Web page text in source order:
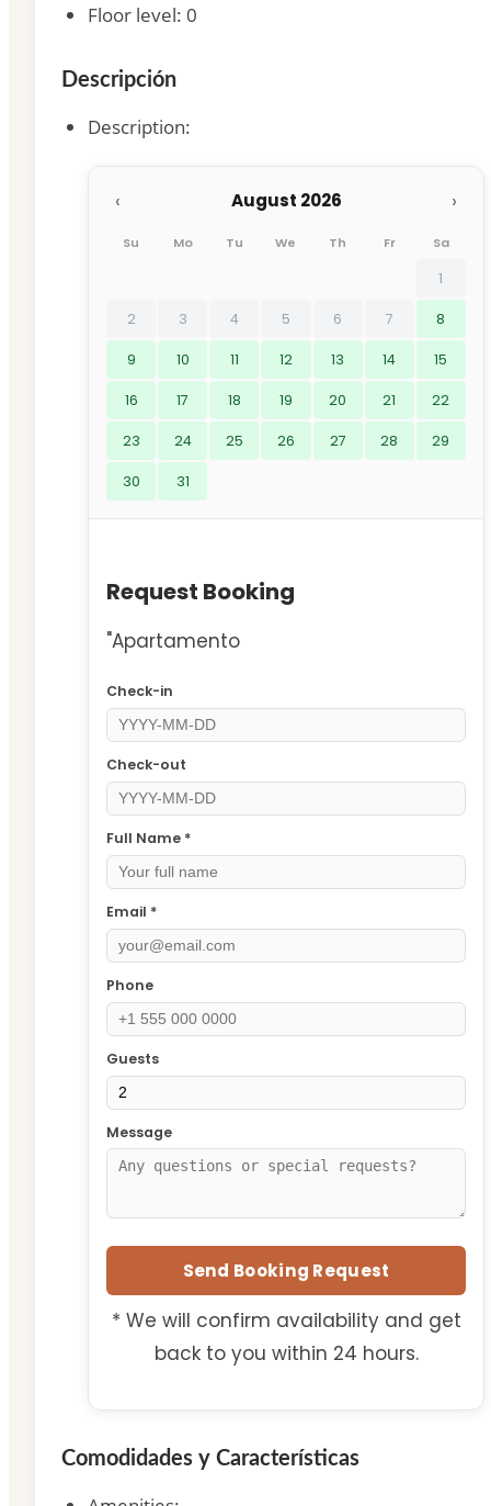
Floor level: 0
Descripción
Description:
‹ August 2026 ›
Su Mo Tu We Th Fr Sa
1
2 3 4 5 6 7 8
9 10 11 12 13 14 15
16 17 18 19 20 21 22
23 24 25 26 27 28 29
30 31
Request Booking
"Apartamento
Check-in
Check-out
Full Name *
Email *
Phone
Guests
Message
Send Booking Request
* We will confirm availability and get
back to you within 24 hours.
Comodidades y Características